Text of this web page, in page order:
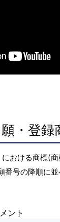
・登録
おける商標(
号の降順に並
ント